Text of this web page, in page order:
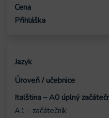
Italština – A0 úplný
A1 - začátečník